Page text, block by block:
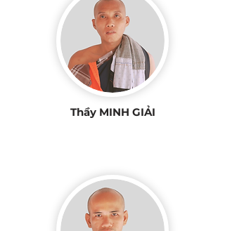
Thầy MINH GIẢI